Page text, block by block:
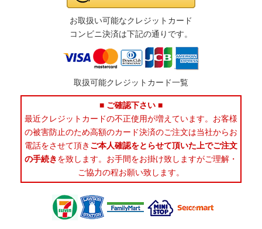
お取扱い可能なクレジットカード
コンビニ決済は下記の通りです。
取扱可能クレジットカード一覧
■ ご確認下さい ■
最近クレジットカードの不正使用が増えています。お客様
の被害防止のため高額のカード決済のご注文は当社からお
電話をさせて頂き ご本人確認をとらせて頂いた上でご注文
の手続きを致します。お手間をお掛け致しますがご理解・
ご協力の程お願い致します。